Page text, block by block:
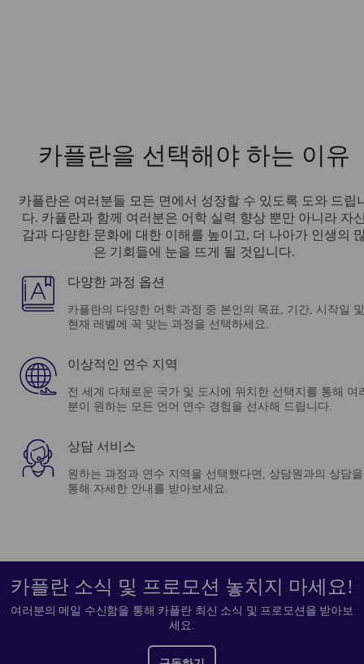
카플란을 선택해야 하는 이유
카플란은 여러분들 모든 면에서 성장할 수 있도록 도와 드립
다. 카플란과 함께 여러분은 어학 실력 향상 뿐만 아니라 자
감과 다양한 문화에 대한 이해를 높이고, 더 나아가 인생의
은 기회들에 눈을 뜨게 될 것입니다.
다양한 과정 옵션
카플란의 다양한 어학 과정 중 본인의 목표, 기간, 시작일 및
현재 레벨에 꼭 맞는 과정을 선택하세요.
이상적인 연수 지역
전 세계 다채로운 국가 및 도시에 위치한 선택지를 통해 여
분이 원하는 모든 언어 연수 경험을 선사해 드립니다.
상담 서비스
원하는 과정과 연수 지역을 선택했다면, 상담원과의 상담을
통해 자세한 안내를 받아보세요.
카플란 소식 및 프로모션 놓치지 마세요!
여러분의 메일 수신함을 통해 카플란 최신 소식 및 프로모션을 받아보
세요.